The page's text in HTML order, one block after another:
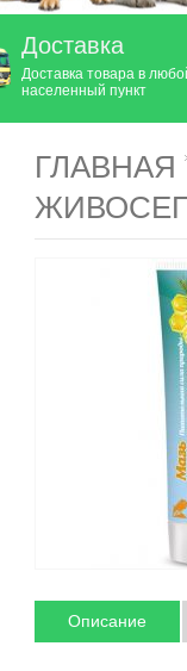
Доставка
Доставка товара в
населенный пункт
ГЛАВНАЯ
Описание